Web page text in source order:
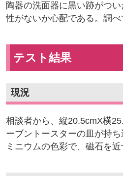
陶器の洗面器に黒い跡がつ
性がないか心配である。調べ
テスト結果
現況
相談者から、縦20.5cmX横
ーブントースターの皿が持
ミニウムの色彩で、磁石を近